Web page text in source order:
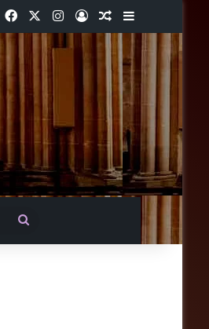
FacebookInstagram
EntrarArtigo aleatório
Barra
por